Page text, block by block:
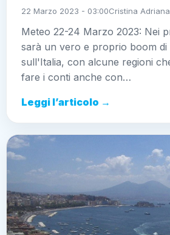
22 Marzo 2023 - 03:00Cristina
Meteo 22-24 Marzo 2023: Nei
sarà un vero e proprio boom di
sull'Italia, con alcune regioni
fare i conti anche con…
Leggi l’articolo →